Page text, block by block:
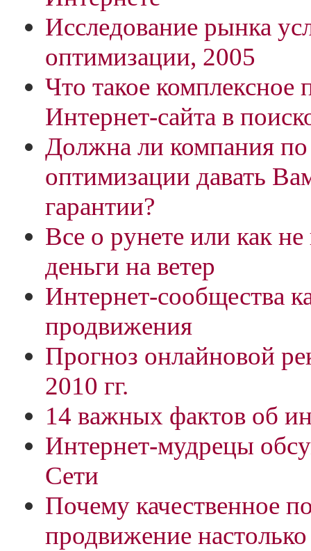
Исследование рынка
оптимизации, 2005
Что такое комплексное
Интернет-сайта в
Должна ли компания
оптимизации давать
гарантии?
Все о рунете или как
деньги на ветер
Интернет-сообщества
продвижения
Прогноз онлайновой
2010 гг.
14 важных фактов об
Интернет-мудрецы
Сети
Почему качественное
продвижение